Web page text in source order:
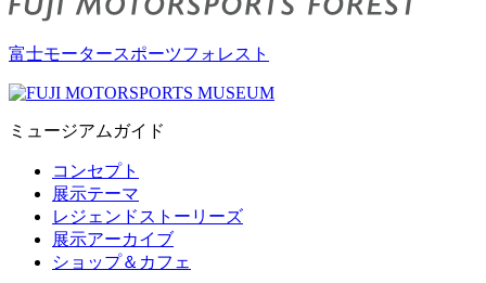
富士モータースポーツフォレスト
ミュージアムガイド
コンセプト
展示テーマ
レジェンドストーリーズ
展示アーカイブ
ショップ＆カフェ